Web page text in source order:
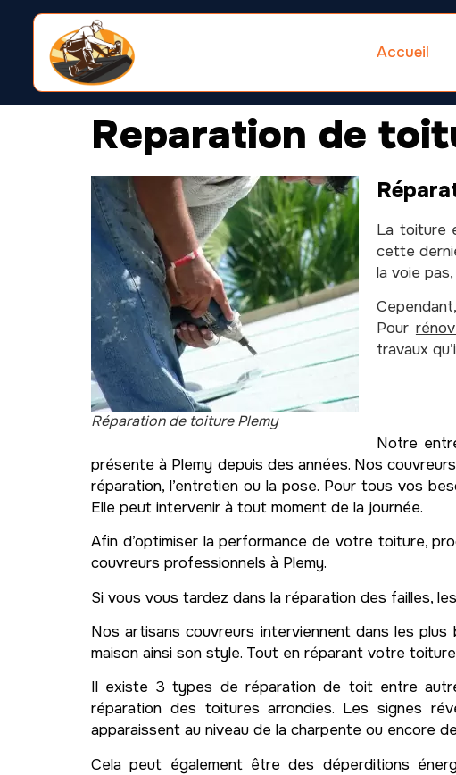
Accueil
Reparation de
Réparation de toiture Plemy
La toiture
cette
la voie pas,
Pour
travaux
Notre
présente à Plemy depuis des années. Nos
réparation, l’entretien ou la pose. Pour tous vos
Elle peut intervenir à tout moment de la journée.
Afin d’optimiser la performance de votre toiture,
couvreurs professionnels à Plemy.
Si vous vous tardez dans la réparation des failles,
Nos artisans couvreurs interviennent dans les
maison ainsi son style. Tout en réparant votre
Il existe 3 types de réparation de toit entre
réparation des toitures arrondies. Les signes
apparaissent au niveau de la charpente ou encore
Cela peut également être des déperditions